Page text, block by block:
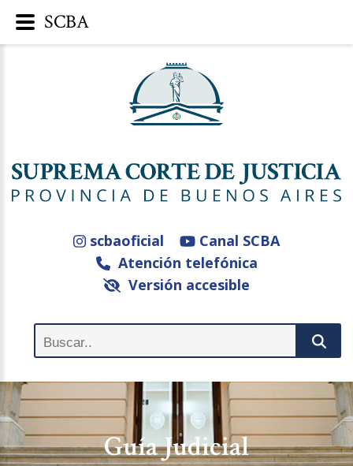
scbaoficial
Canal SCBA
Atención telefónica
Versión accesible
Guía Judicial
SCBA